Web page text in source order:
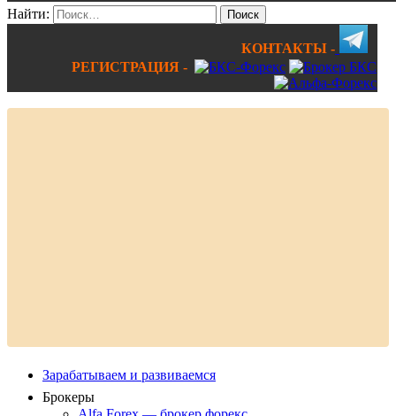
Найти:
КОНТАКТЫ -
РЕГИСТРАЦИЯ -
Зарабатываем и развиваемся
Брокеры